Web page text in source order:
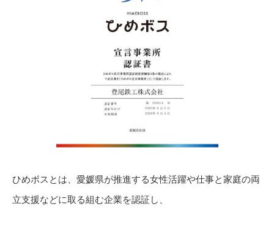
ひめボスとは、愛媛県が推進する女性活躍や仕事と家庭の両
立支援などに取る組む企業を認証し、